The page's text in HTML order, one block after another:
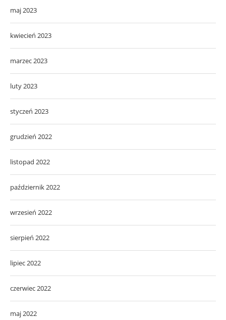
maj 2023
kwiecień 2023
marzec 2023
luty 2023
styczeń 2023
grudzień 2022
listopad 2022
październik 2022
wrzesień 2022
sierpień 2022
lipiec 2022
czerwiec 2022
maj 2022